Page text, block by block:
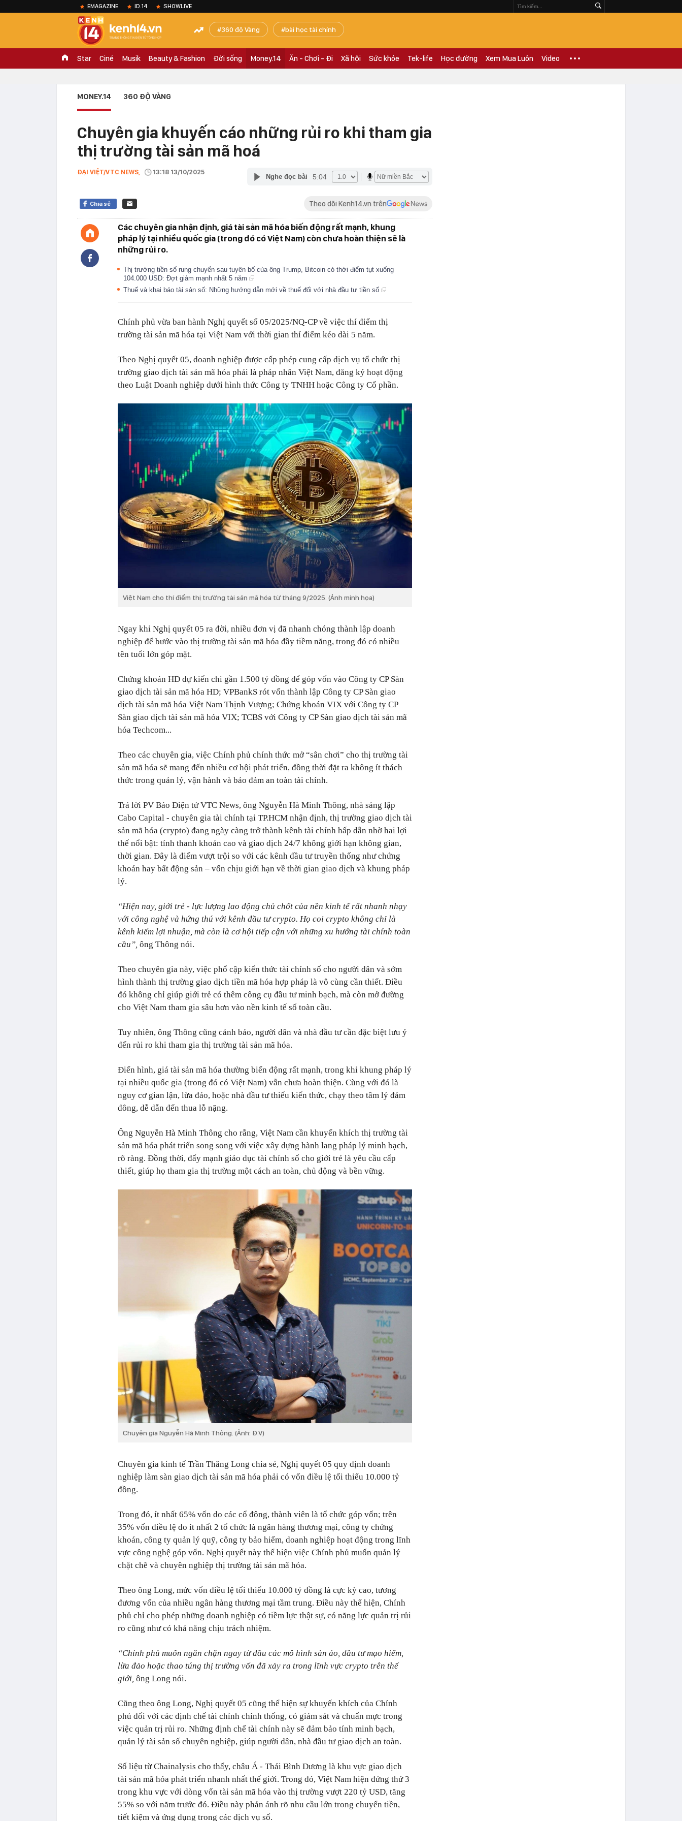
EMAGAZINE ID.14 SHOWLIVE
360 độ Vàng bài học tài chính
Star Ciné Musik Beauty & Fashion Đời sống Money.14 Ăn - Chơi - Đi Xã hội Sức khỏe Tek-life Học đường Xem Mua Luôn Video
MONEY.14 360 ĐỘ VÀNG
Chuyên gia khuyến cáo những rủi ro khi tham gia
thị trường tài sản mã hoá
ĐẠI VIỆT/VTC NEWS, 13:18 13/10/2025
Nghe đọc bài 5:04
Chia sẻ Theo dõi Kenh14.vn trên
Các chuyên gia nhận định, giá tài sản mã hóa biến động rất mạnh, khung
pháp lý tại nhiều quốc gia (trong đó có Việt Nam) còn chưa hoàn thiện sẽ là
những rủi ro.
Thị trường tiền số rung chuyển sau tuyên bố của ông Trump, Bitcoin có thời điểm tụt xuống
104.000 USD: Đợt giảm mạnh nhất 5 năm
Thuế và khai báo tài sản số: Những hướng dẫn mới về thuế đối với nhà đầu tư tiền số
Chính phủ vừa ban hành Nghị quyết số 05/2025/NQ-CP về việc thí điểm thị
trường tài sản mã hóa tại Việt Nam với thời gian thí điểm kéo dài 5 năm.
Theo Nghị quyết 05, doanh nghiệp được cấp phép cung cấp dịch vụ tổ chức thị
trường giao dịch tài sản mã hóa phải là pháp nhân Việt Nam, đăng ký hoạt động
theo Luật Doanh nghiệp dưới hình thức Công ty TNHH hoặc Công ty Cổ phần.
Việt Nam cho thí điểm thị trường tài sản mã hóa từ tháng 9/2025. (Ảnh minh họa)
Ngay khi Nghị quyết 05 ra đời, nhiều đơn vị đã nhanh chóng thành lập doanh
nghiệp để bước vào thị trường tài sản mã hóa đầy tiềm năng, trong đó có nhiều
tên tuổi lớn góp mặt.
Chứng khoán HD dự kiến chi gần 1.500 tỷ đồng để góp vốn vào Công ty CP Sàn
giao dịch tài sản mã hóa HD; VPBankS rót vốn thành lập Công ty CP Sàn giao
dịch tài sản mã hóa Việt Nam Thịnh Vượng; Chứng khoán VIX với Công ty CP
Sàn giao dịch tài sản mã hóa VIX; TCBS với Công ty CP Sàn giao dịch tài sản mã
hóa Techcom...
Theo các chuyên gia, việc Chính phủ chính thức mở “sân chơi” cho thị trường tài
sản mã hóa sẽ mang đến nhiều cơ hội phát triển, đồng thời đặt ra không ít thách
thức trong quản lý, vận hành và bảo đảm an toàn tài chính.
Trả lời PV Báo Điện tử VTC News, ông Nguyễn Hà Minh Thông, nhà sáng lập
Cabo Capital - chuyên gia tài chính tại TP.HCM nhận định, thị trường giao dịch tài
sản mã hóa (crypto) đang ngày càng trở thành kênh tài chính hấp dẫn nhờ hai lợi
thế nổi bật: tính thanh khoản cao và giao dịch 24/7 không giới hạn không gian,
thời gian. Đây là điểm vượt trội so với các kênh đầu tư truyền thống như chứng
khoán hay bất động sản – vốn chịu giới hạn về thời gian giao dịch và khung pháp
lý.
“Hiện nay, giới trẻ - lực lượng lao động chủ chốt của nền kinh tế rất nhanh nhạy
với công nghệ và hứng thú với kênh đầu tư crypto. Họ coi crypto không chỉ là
kênh kiếm lợi nhuận, mà còn là cơ hội tiếp cận với những xu hướng tài chính toàn
cầu”, ông Thông nói.
Theo chuyên gia này, việc phổ cập kiến thức tài chính số cho người dân và sớm
hình thành thị trường giao dịch tiền mã hóa hợp pháp là vô cùng cần thiết. Điều
đó không chỉ giúp giới trẻ có thêm công cụ đầu tư minh bạch, mà còn mở đường
cho Việt Nam tham gia sâu hơn vào nền kinh tế số toàn cầu.
Tuy nhiên, ông Thông cũng cảnh báo, người dân và nhà đầu tư cần đặc biệt lưu ý
đến rủi ro khi tham gia thị trường tài sản mã hóa.
Điển hình, giá tài sản mã hóa thường biến động rất mạnh, trong khi khung pháp lý
tại nhiều quốc gia (trong đó có Việt Nam) vẫn chưa hoàn thiện. Cùng với đó là
nguy cơ gian lận, lừa đảo, hoặc nhà đầu tư thiếu kiến thức, chạy theo tâm lý đám
đông, dễ dẫn đến thua lỗ nặng.
Ông Nguyễn Hà Minh Thông cho rằng, Việt Nam cần khuyến khích thị trường tài
sản mã hóa phát triển song song với việc xây dựng hành lang pháp lý minh bạch,
rõ ràng. Đồng thời, đẩy mạnh giáo dục tài chính số cho giới trẻ là yêu cầu cấp
thiết, giúp họ tham gia thị trường một cách an toàn, chủ động và bền vững.
Chuyên gia Nguyễn Hà Minh Thông. (Ảnh: Đ.V)
Chuyên gia kinh tế Trần Thăng Long chia sẻ, Nghị quyết 05 quy định doanh
nghiệp làm sàn giao dịch tài sản mã hóa phải có vốn điều lệ tối thiểu 10.000 tỷ
đồng.
Trong đó, ít nhất 65% vốn do các cổ đông, thành viên là tổ chức góp vốn; trên
35% vốn điều lệ do ít nhất 2 tổ chức là ngân hàng thương mại, công ty chứng
khoán, công ty quản lý quỹ, công ty bảo hiểm, doanh nghiệp hoạt động trong lĩnh
vực công nghệ góp vốn. Nghị quyết này thể hiện việc Chính phủ muốn quản lý
chặt chẽ và chuyên nghiệp thị trường tài sản mã hóa.
Theo ông Long, mức vốn điều lệ tối thiểu 10.000 tỷ đồng là cực kỳ cao, tương
đương vốn của nhiều ngân hàng thương mại tầm trung. Điều này thể hiện, Chính
phủ chỉ cho phép những doanh nghiệp có tiềm lực thật sự, có năng lực quản trị rủi
ro cũng như có khả năng chịu trách nhiệm.
“Chính phủ muốn ngăn chặn ngay từ đầu các mô hình sàn ảo, đầu tư mạo hiểm,
lừa đảo hoặc thao túng thị trường vốn đã xảy ra trong lĩnh vực crypto trên thế
giới, ông Long nói.
Cũng theo ông Long, Nghị quyết 05 cũng thể hiện sự khuyến khích của Chính
phủ đối với các định chế tài chính chính thống, có giám sát và chuẩn mực trong
việc quản trị rủi ro. Những định chế tài chính này sẽ đảm bảo tính minh bạch,
quản lý tài sản số chuyên nghiệp, giúp người dân, nhà đầu tư giao dịch an toàn.
Số liệu từ Chainalysis cho thấy, châu Á - Thái Bình Dương là khu vực giao dịch
tài sản mã hóa phát triển nhanh nhất thế giới. Trong đó, Việt Nam hiện đứng thứ 3
trong khu vực với dòng vốn tài sản mã hóa vào thị trường vượt 220 tỷ USD, tăng
55% so với năm trước đó. Điều này phản ánh rõ nhu cầu lớn trong chuyển tiền,
tiết kiệm và ứng dụng trong các dịch vụ số.